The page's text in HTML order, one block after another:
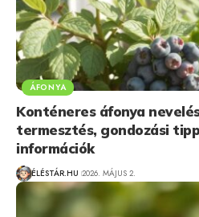
ÁFONYA
Konténeres áfonya
termesztés, gondozási
információk
ÉLÉSTÁR.HU 2026. MÁJUS 2.